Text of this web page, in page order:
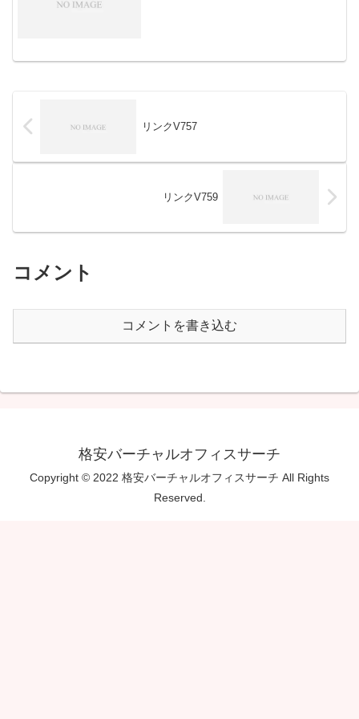
リンクV757
リンクV759
コメント
コメントを書き込む
格安バーチャルオフィスサーチ
Copyright © 2022 格安バーチャルオフィスサーチ All Rights
Reserved.